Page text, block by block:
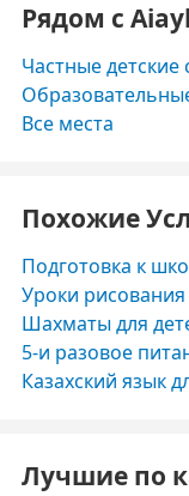
Рядом с
Частные детские
Все места
Похожие
Подготовка к
Уроки рисования
Шахматы для
5-и разовое
Казахский язык
Лучшие по